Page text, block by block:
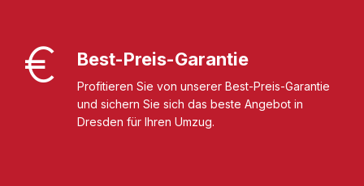
Best-Preis-Garantie
Profitieren Sie von unserer Best-Preis-Garantie
und sichern Sie sich das beste Angebot in
Dresden für Ihren Umzug.